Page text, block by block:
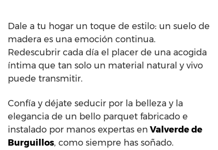
Dale a tu hogar un toque de estilo: un suelo de
madera es una emoción continua.
Redescubrir cada día el placer de una acogida
íntima que tan solo un material natural y vivo
puede transmitir.
Confía y déjate seducir por la belleza y la
elegancia de un bello parquet fabricado e
instalado por manos expertas en Valverde de
Burguillos, como siempre has soñado.